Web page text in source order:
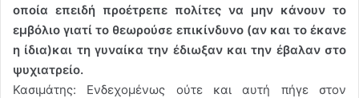
οποία επειδή προέτρεπε πολίτες να μην κάνουν το
εμβόλιο γιατί το θεωρούσε επικίνδυνο (αν και το έκανε
η ίδια)και τη γυναίκα την έδιωξαν και την έβαλαν στο
ψυχιατρείο.
Κασιμάτης: Ενδεχομένως ούτε και αυτή πήγε στον